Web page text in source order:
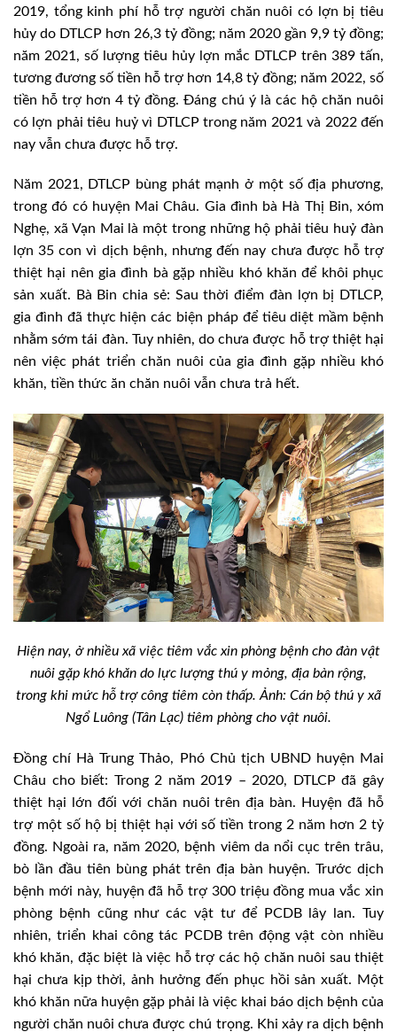
2019, tổng kinh phí hỗ trợ người chăn nuôi có lợn bị tiêu
hủy do DTLCP hơn 26,3 tỷ đồng; năm 2020 gần 9,9 tỷ đồng;
năm 2021, số lượng tiêu hủy lợn mắc DTLCP trên 389 tấn,
tương đương số tiền hỗ trợ hơn 14,8 tỷ đồng; năm 2022, số
tiền hỗ trợ hơn 4 tỷ đồng. Đáng chú ý là các hộ chăn nuôi
có lợn phải tiêu huỷ vì DTLCP trong năm 2021 và 2022 đến
nay vẫn chưa được hỗ trợ.
Năm 2021, DTLCP bùng phát mạnh ở một số địa phương,
trong đó có huyện Mai Châu. Gia đình bà Hà Thị Bin, xóm
Nghẹ, xã Vạn Mai là một trong những hộ phải tiêu huỷ đàn
lợn 35 con vì dịch bệnh, nhưng đến nay chưa được hỗ trợ
thiệt hại nên gia đình bà gặp nhiều khó khăn để khôi phục
sản xuất. Bà Bin chia sẻ: Sau thời điểm đàn lợn bị DTLCP,
gia đình đã thực hiện các biện pháp để tiêu diệt mầm bệnh
nhằm sớm tái đàn. Tuy nhiên, do chưa được hỗ trợ thiệt hại
nên việc phát triển chăn nuôi của gia đình gặp nhiều khó
khăn, tiền thức ăn chăn nuôi vẫn chưa trả hết.
Hiện nay, ở nhiều xã việc tiêm vắc xin phòng bệnh cho đàn vật
nuôi gặp khó khăn do lực lượng thú y mỏng, địa bàn rộng,
trong khi mức hỗ trợ công tiêm còn thấp. Ảnh: Cán bộ thú y xã
Ngổ Luông (Tân Lạc) tiêm phòng cho vật nuôi.
Đồng chí Hà Trung Thảo, Phó Chủ tịch UBND huyện Mai
Châu cho biết: Trong 2 năm 2019 – 2020, DTLCP đã gây
thiệt hại lớn đối với chăn nuôi trên địa bàn. Huyện đã hỗ
trợ một số hộ bị thiệt hại với số tiền trong 2 năm hơn 2 tỷ
đồng. Ngoài ra, năm 2020, bệnh viêm da nổi cục trên trâu,
bò lần đầu tiên bùng phát trên địa bàn huyện. Trước dịch
bệnh mới này, huyện đã hỗ trợ 300 triệu đồng mua vắc xin
phòng bệnh cũng như các vật tư để PCDB lây lan. Tuy
nhiên, triển khai công tác PCDB trên động vật còn nhiều
khó khăn, đặc biệt là việc hỗ trợ các hộ chăn nuôi sau thiệt
hại chưa kịp thời, ảnh hưởng đến phục hồi sản xuất. Một
khó khăn nữa huyện gặp phải là việc khai báo dịch bệnh của
người chăn nuôi chưa được chú trọng. Khi xảy ra dịch bệnh